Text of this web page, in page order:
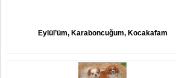
Eylül’üm, Karaboncuğum, Kocakafam